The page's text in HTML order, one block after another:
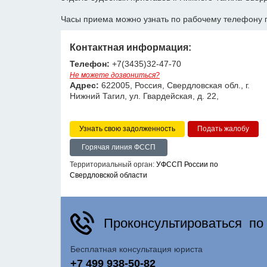
Часы приема можно узнать по рабочему телефону
Контактная информация:
Телефон: +7(3435)32-47-70
Не можете дозвониться?
Адрес: 622005, Россия, Свердловская обл., г.
Нижний Тагил, ул. Гвардейская, д. 22,
Узнать свою задолженность
Горячая линия ФССП
Территориальный орган: УФССП России по
Свердловской области